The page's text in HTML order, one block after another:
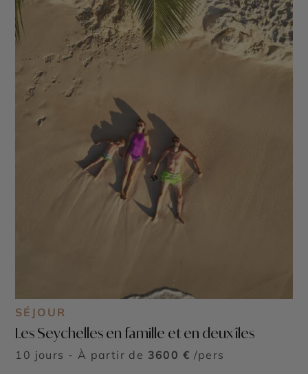
SÉJOUR
Les Seychelles en famille et en deux îles
10 jours - À partir de 3600 € /pers